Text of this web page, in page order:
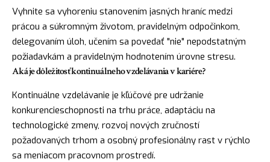
Vyhnite sa vyhoreniu stanovením jasných hraníc medzi
prácou a súkromným životom, pravidelným odpočinkom,
delegovaním úloh, učením sa povedať "nie" nepodstatným
požiadavkám a pravidelným hodnotením úrovne stresu.
Aká je dôležitosť kontinuálneho vzdelávania v kariére?
Kontinuálne vzdelávanie je kľúčové pre udržanie
konkurencieschopnosti na trhu práce, adaptáciu na
technologické zmeny, rozvoj nových zručností
požadovaných trhom a osobný profesionálny rast v rýchlo
sa meniacom pracovnom prostredí.